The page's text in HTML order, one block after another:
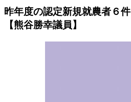
昨年度の認定新規就農者６件
【熊谷勝幸議員】